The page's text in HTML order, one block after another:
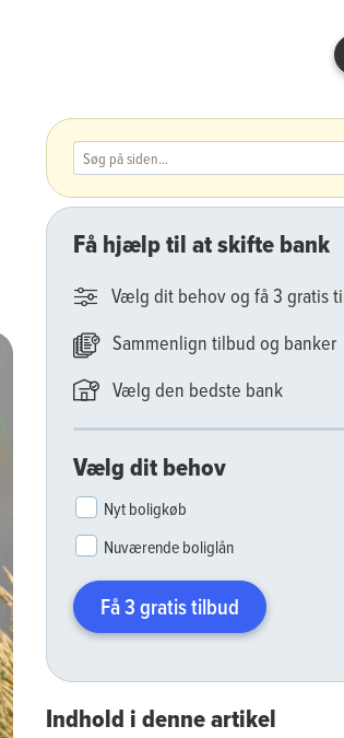
Søg efter:
Få hjælp til at skifte bank
Vælg dit behov og få 3 gratis
Sammenlign tilbud og banker
Vælg den bedste bank
Vælg dit behov
Nyt boligkøb
Nuværende boliglån
Få 3 gratis tilbud
Indhold i denne artikel